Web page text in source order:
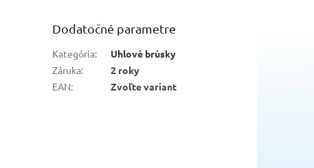
Dodatočné parametre
Kategória:
Uhlové brúsky
Záruka:
2 roky
EAN: Zvoľte variant